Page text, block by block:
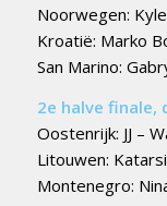
Noorwegen:
Kroatië: Marko
San Marino:
2e halve finale,
Oostenrijk: JJ –
Litouwen:
Montenegro: